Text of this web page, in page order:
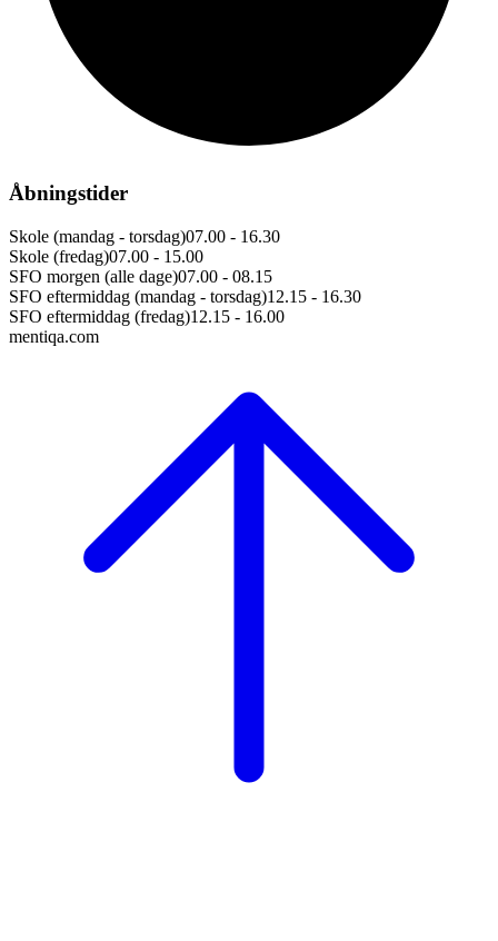
Åbningstider
Skole (mandag - torsdag)07.00 - 16.30
Skole (fredag)07.00 - 15.00
SFO morgen (alle dage)07.00 - 08.15
SFO eftermiddag (mandag - torsdag)12.15 - 16.30
SFO eftermiddag (fredag)12.15 - 16.00
mentiqa.com